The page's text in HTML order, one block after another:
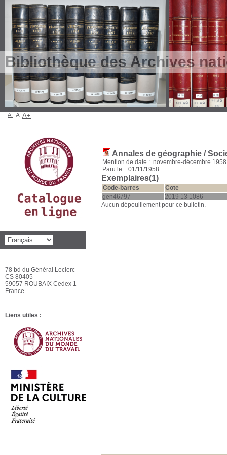
Bibliothèque des Archives
Annales de géographie /
Mention de date : novembre-décembre 1958
Paru le : 01/11/1958
Exemplaires(1)
Code-barres
Cote
gen46797
2019 13 1086
Aucun dépouillement pour ce bulletin.
A- A A+
78 bd du Général Leclerc
CS 80405
59057 ROUBAIX Cedex 1
France
Liens utiles :